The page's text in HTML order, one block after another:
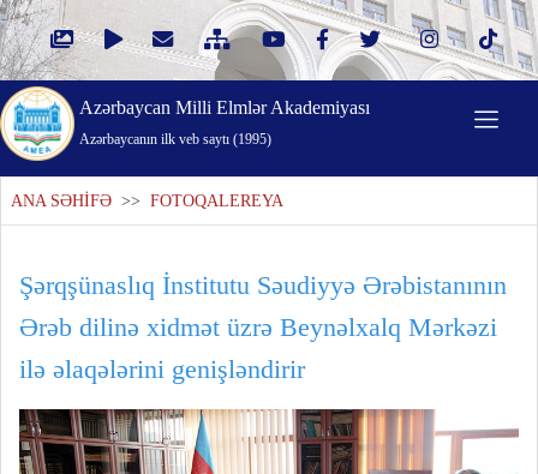
Azərbaycan Milli Elmlər Akademiyası
Azərbaycanın ilk veb saytı (1995)
ANA SƏHİFƏ >> FOTOQALEREYA
Şərqşünaslıq İnstitutu Səudiyyə Ərəbistanının
Ərəb dilinə xidmət üzrə Beynəlxalq Mərkəzi
ilə əlaqələrini genişləndirir